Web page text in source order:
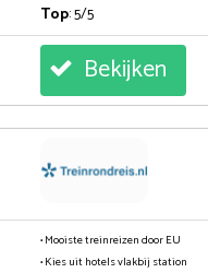
Top: 5/5
Bekijken
• Mooiste treinreizen door EU
• Kies uit hotels vlakbij station